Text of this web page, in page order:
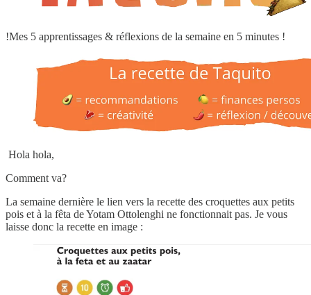
!Mes 5 apprentissages & réflexions de la semaine en 5 minutes !
Hola hola,
Comment va?
La semaine dernière le lien vers la recette des croquettes aux petits
pois et à la fêta de Yotam Ottolenghi ne fonctionnait pas. Je vous
laisse donc la recette en image :